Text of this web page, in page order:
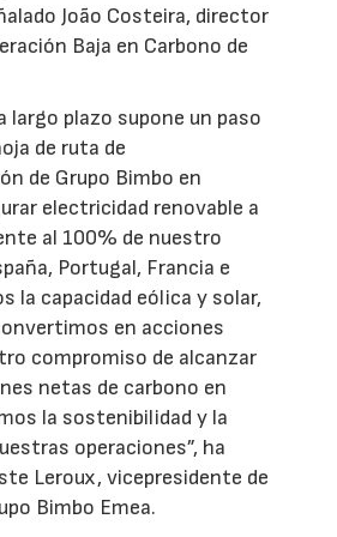
João Costeira, director
Baja en Carbono de
largo plazo supone un paso
de ruta de
de Grupo Bimbo en
electricidad renovable a
al 100% de nuestro
Portugal, Francia e
la capacidad eólica y solar,
en acciones
compromiso de alcanzar
netas de carbono en
la sostenibilidad y la
operaciones”, ha
Leroux, vicepresidente de
Bimbo Emea.